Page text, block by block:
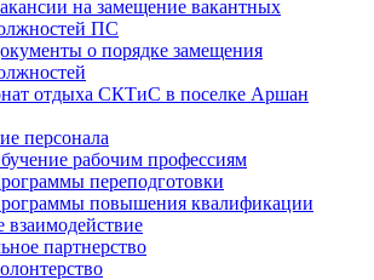
на замещение вакантных
ПС
о порядке замещения
отдыха СКТиС в поселке Аршан
персонала
рабочим профессиям
переподготовки
повышения квалификации
взаимодействие
партнерство